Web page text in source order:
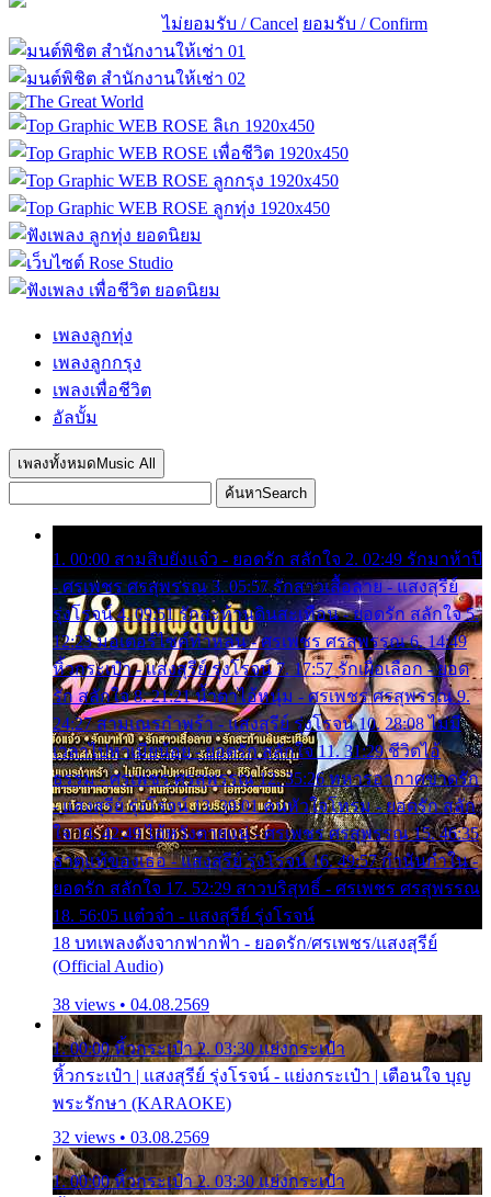
ไม่ยอมรับ / Cancel ยอมรับ / Confirm
เพลงลูกทุ่ง
เพลงลูกกรุง
เพลงเพื่อชีวิต
อัลบั้ม
เพลงทั้งหมด Music All
ค้นหาSearch
1. 00:00 สามสิบยังแจ๋ว - ยอดรัก สลักใจ 2. 02:49 รักมาห้าปี
- ศรเพชร ศรสุพรรณ 3. 05:57 รักสาวเสื้อลาย - แสงสุรีย์
รุ่งโรจน์ 4. 09:51 รักสะท้านดินสะเทือน - ยอดรัก สลักใจ 5.
12:23 มอเตอร์ไซค์ทำหล่น - ศรเพชร ศรสุพรรณ 6. 14:49
หิ้วกระเป๋า - แสงสุรีย์ รุ่งโรจน์ 7. 17:57 รักเผื่อเลือก - ยอด
รัก สลักใจ 8. 21:21 น้ำตาไอ้หนุ่ม - ศรเพชร ศรสุพรรณ 9.
24:27 สามเณรกำพร้า - แสงสุรีย์ รุ่งโรจน์ 10. 28:08 ไม่มี
เวลาไปหาเมียน้อย - ยอดรัก สลักใจ 11. 31:29 ชีวิตไอ้
ธรรม - ศรเพชร ศรสุพรรณ 12. 35:26 ทหารอากาศขาดรัก
- แสงสุรีย์ รุ่งโรจน์ 13. 39:01 คนหัวใจโทรม - ยอดรัก สลัก
ใจ 14. 42:49 ไอ้หวังตายแน่ - ศรเพชร ศรสุพรรณ 15. 46:35
ธาตุแท้ของเธอ - แสงสุรีย์ รุ่งโรจน์ 16. 49:57 กำนันกำใน -
ยอดรัก สลักใจ 17. 52:29 สาวบริสุทธิ์ - ศรเพชร ศรสุพรรณ
18. 56:05 แต๋วจ๋า - แสงสุรีย์ รุ่งโรจน์
18 บทเพลงดังจากฟากฟ้า - ยอดรัก/ศรเพชร/แสงสุรีย์
(Official Audio)
38 views • 04.08.2569
1. 00:00 หิ้วกระเป๋า 2. 03:30 แย่งกระเป๋า
หิ้วกระเป๋า | แสงสุรีย์ รุ่งโรจน์ - แย่งกระเป๋า | เตือนใจ บุญ
พระรักษา (KARAOKE)
32 views • 03.08.2569
1. 00:00 หิ้วกระเป๋า 2. 03:30 แย่งกระเป๋า